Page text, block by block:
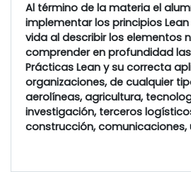
Al término de la materia el
implementar los principios
vida al describir los elementos
comprender en profundidad
Prácticas Lean y su correcta
organizaciones, de cualquier
aerolíneas, agricultura,
investigación, terceros
construcción, comunicaciones,